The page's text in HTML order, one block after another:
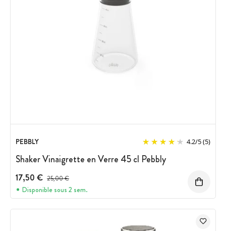
PEBBLY 4.2/5(5)
Shaker Vinaigrette en Verre 45 cl Pebbly
17,50 € Prix avant réduction :
25,00 €
Disponible sous 2 sem.